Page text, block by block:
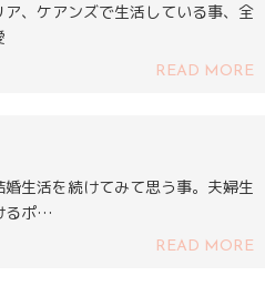
ア、ケアンズで生活している事、全
READ MORE
婚生活を続けてみて思う事。夫婦生
るポ…
READ MORE